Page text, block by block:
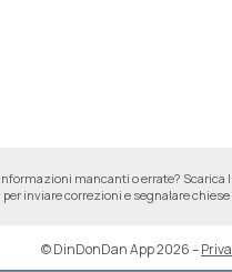
mancanti o errate? Scarica
per inviare correzioni e segnalare
© DinDonDan App 2026–